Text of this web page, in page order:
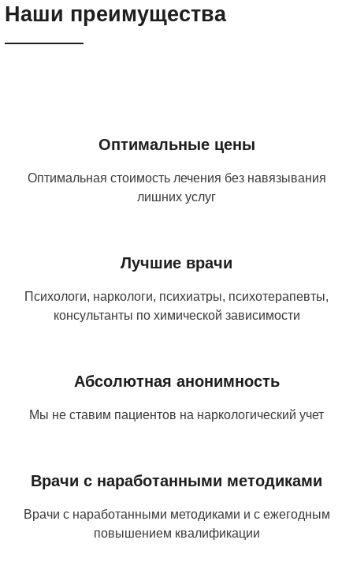
Наши преимущества
Оптимальные цены
Оптимальная стоимость лечения без навязывания
лишних услуг
Лучшие врачи
Психологи, наркологи, психиатры, психотерапевты,
консультанты по химической зависимости
Абсолютная анонимность
Мы не ставим пациентов на наркологический учет
Врачи с наработанными методиками
Врачи с наработанными методиками и с ежегодным
повышением квалификации